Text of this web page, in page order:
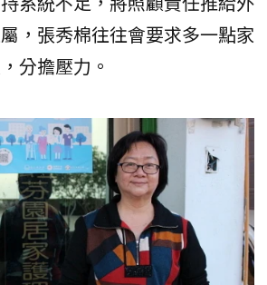
，張秀棉往往會要求多一點家
分擔壓力。